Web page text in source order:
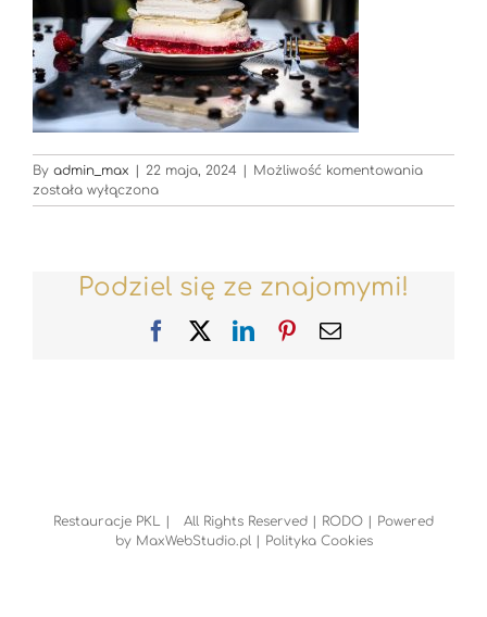
By admin_max | 22 maja, 2024 | Możliwość komentowania
została wyłączona
Podziel się ze znajomymi!
FacebookLinkedInPinterest
Email
Restauracje PKL | All Rights Reserved | RODO | Powered
by MaxWebStudio.pl| Polityka Cookies